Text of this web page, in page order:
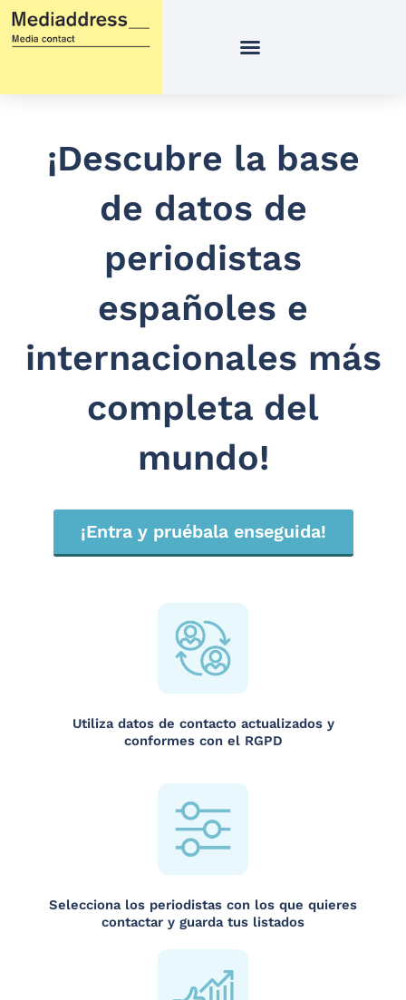
contenido
¡Descubre la base
de datos de
periodistas
españoles e
internacionales más
completa del
mundo!
¡Entra y pruébala enseguida!
Utiliza datos de contacto actualizados y
conformes con el RGPD
Selecciona los periodistas con los que quieres
contactar y guarda tus listados